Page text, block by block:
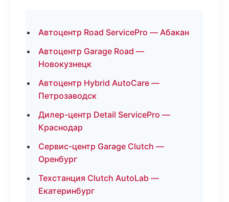
Автоцентр Road ServicePro — Абакан
Автоцентр Garage Road —
Новокузнецк
Автоцентр Hybrid AutoCare —
Петрозаводск
Дилер-центр Detail ServicePro —
Краснодар
Сервис-центр Garage Clutch —
Оренбург
Техстанция Clutch AutoLab —
Екатеринбург